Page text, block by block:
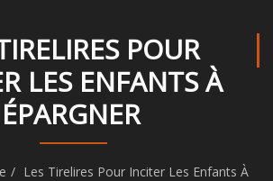
POUR
LES ENFANTS À
ÉPARGNER
Les Tirelires Pour Inciter Les Enfants À